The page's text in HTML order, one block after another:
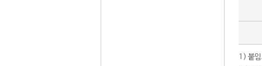
1) 붙